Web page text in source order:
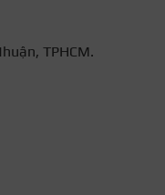
TPHCM.